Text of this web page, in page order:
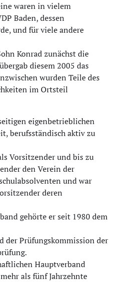
waren in vielem
Baden, dessen
und für viele andere
Konrad zunächst die
diesem 2005 das
wurden Teile des
im Ortsteil
eigenbetrieblichen
berufsständisch aktiv zu
Vorsitzender und bis zu
den Verein der
und war
deren
gehörte er seit 1980 dem
der Prüfungskommission der
Hauptverband
als fünf Jahrzehnte